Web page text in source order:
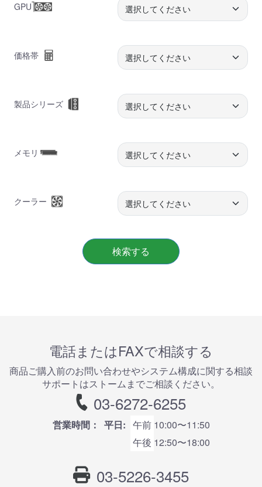
GPU
価格帯
製品シリーズ
メモリ
クーラー
検索する
電話またはFAXで相談する
商品ご購⼊前のお問い合わせやシステム構成に関する相談
サポートはストームまでご相談ください。
03-6272-6255
営業時間： 平日: 午前 10:00〜11:50
午後 12:50〜18:00
03-5226-3455